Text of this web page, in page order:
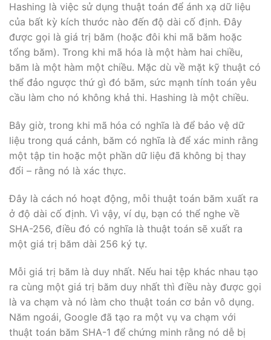
Hashing là việc sử dụng thuật toán để ánh xạ dữ liệu
của bất kỳ kích thước nào đến độ dài cố định. Đây
được gọi là giá trị băm (hoặc đôi khi mã băm hoặc
tổng băm). Trong khi mã hóa là một hàm hai chiều,
băm là một hàm một chiều. Mặc dù về mặt kỹ thuật có
thể đảo ngược thứ gì đó băm, sức mạnh tính toán yêu
cầu làm cho nó không khả thi. Hashing là một chiều.
Bây giờ, trong khi mã hóa có nghĩa là để bảo vệ dữ
liệu trong quá cảnh, băm có nghĩa là để xác minh rằng
một tập tin hoặc một phần dữ liệu đã không bị thay
đổi – rằng nó là xác thực.
Đây là cách nó hoạt động, mỗi thuật toán băm xuất ra
ở độ dài cố định. Vì vậy, ví dụ, bạn có thể nghe về
SHA-256, điều đó có nghĩa là thuật toán sẽ xuất ra
một giá trị băm dài 256 ký tự.
Mỗi giá trị băm là duy nhất. Nếu hai tệp khác nhau tạo
ra cùng một giá trị băm duy nhất thì điều này được gọi
là va chạm và nó làm cho thuật toán cơ bản vô dụng.
Năm ngoái, Google đã tạo ra một vụ va chạm với
thuật toán băm SHA-1 để chứng minh rằng nó dễ bị